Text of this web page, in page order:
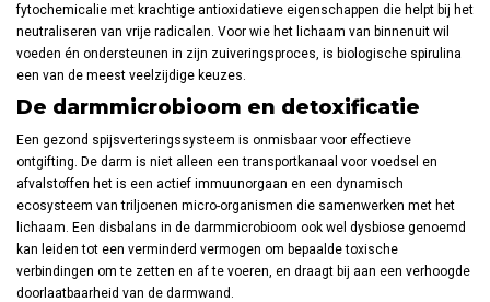
fytochemicalie met krachtige antioxidatieve eigenschappen die helpt bij het
neutraliseren van vrije radicalen. Voor wie het lichaam van binnenuit wil
voeden én ondersteunen in zijn zuiveringsproces, is biologische spirulina
een van de meest veelzijdige keuzes.
De darmmicrobioom en detoxificatie
Een gezond spijsverteringssysteem is onmisbaar voor effectieve
ontgifting. De darm is niet alleen een transportkanaal voor voedsel en
afvalstoffen het is een actief immuunorgaan en een dynamisch
ecosysteem van triljoenen micro-organismen die samenwerken met het
lichaam. Een disbalans in de darmmicrobioom ook wel dysbiose genoemd
kan leiden tot een verminderd vermogen om bepaalde toxische
verbindingen om te zetten en af te voeren, en draagt bij aan een verhoogde
doorlaatbaarheid van de darmwand.